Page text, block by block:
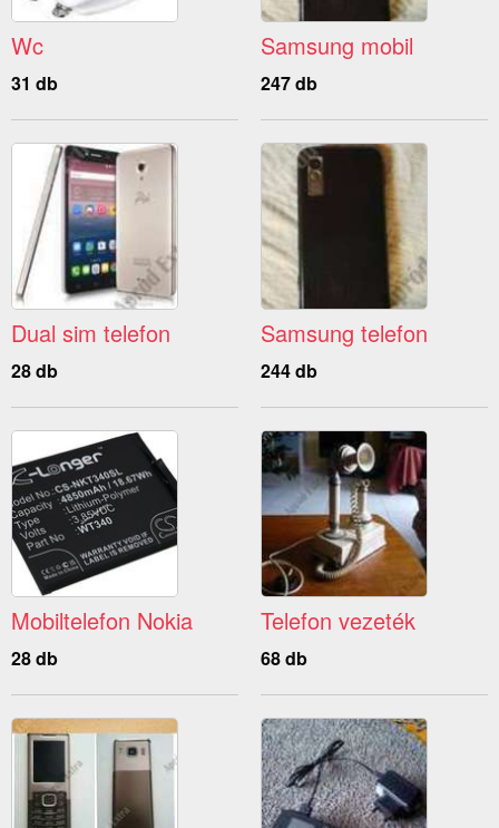
Wc
31 db
Samsung mobil
247 db
Dual sim telefon
28 db
Samsung telefon
244 db
Mobiltelefon Nokia
28 db
Telefon vezeték
68 db